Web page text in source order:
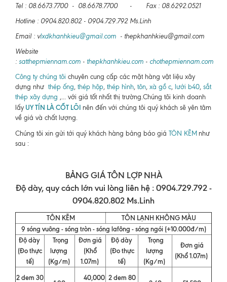
Tel : 08.6673.7700 - 08.6678.7700 - Fax : 08.6292.0521
Hotline : 0904.820.802 - 0904.729.792 Ms.Linh
Email : vlxdkhanhkieu@gmail.com - thepkhanhkieu@gmail.com
Website
: satthepmiennam.com - thepkhanhkieu.com - chothepmiennam.com
Công ty chúng tôi chuyên cung cấp các mặt hàng vật liệu xây
dựng như thép ống, thép hộp, thép hình, tôn, xà gồ c, lưới b40, sắt
thép xây dựng ,... với giá tốt nhất thị trường.Chúng tôi kinh doanh
lấy UY TÍN LÀ CỐT LÕI nên đến với chúng tôi quý khách sẽ yên tâm
về giá và chất lượng.
Chúng tôi xin gửi tới quý khách hàng bảng báo giá TÔN KẼM như
sau :
BẢNG GIÁ TÔN LỢP NHÀ
Độ dày, quy cách lớn vui lòng liên hệ : 0904.729.792 -
0904.820.802 Ms.Linh
TÔN KẼM
TÔN LẠNH KHÔNG MÀU
9 sóng vuông - sóng tròn - sóng lafông - sóng ngói (+10.000đ/m)
Độ dày
(Đo thực
tế)
Trọng
lượng
(Kg/m)
Đơn giá
(Khổ
1.07m)
Độ dày
(Đo thực
tế)
Trọng
lượng
(Kg/m)
Đơn giá
(Khổ 1.07m)
2 dem 30 40,000 2 dem 80